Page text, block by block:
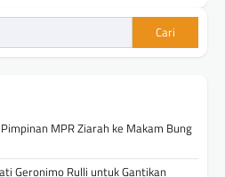
Cari
MPR Ziarah ke Makam Bung
Geronimo Rulli untuk Gantikan